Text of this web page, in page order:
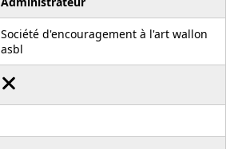
Société d'encouragement à l'art wallon
asbl